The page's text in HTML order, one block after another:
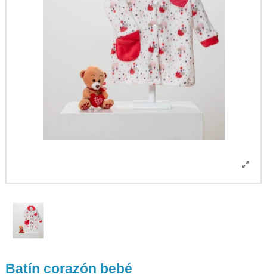
Batín corazón bebé